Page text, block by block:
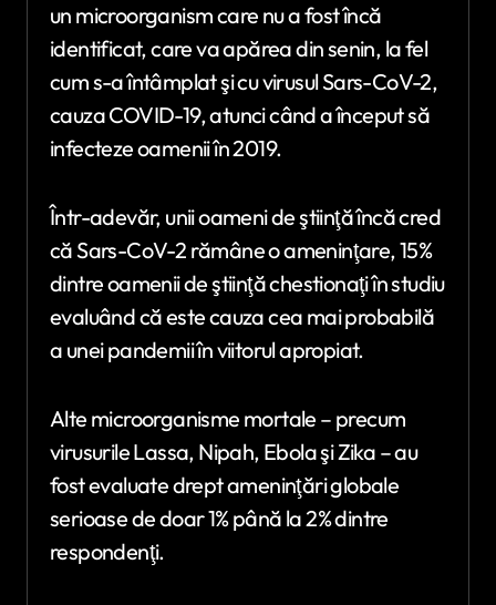
un microorganism care nu a fost încă
identificat, care va apărea din senin, la fel
cum s-a întâmplat şi cu virusul Sars-CoV-2,
cauza COVID-19, atunci când a început să
infecteze oamenii în 2019.
Într-adevăr, unii oameni de ştiinţă încă cred
că Sars-CoV-2 rămâne o ameninţare, 15%
dintre oamenii de ştiinţă chestionaţi în studiu
evaluând că este cauza cea mai probabilă
a unei pandemii în viitorul apropiat.
Alte microorganisme mortale – precum
virusurile Lassa, Nipah, Ebola şi Zika – au
fost evaluate drept ameninţări globale
serioase de doar 1% până la 2% dintre
respondenţi.